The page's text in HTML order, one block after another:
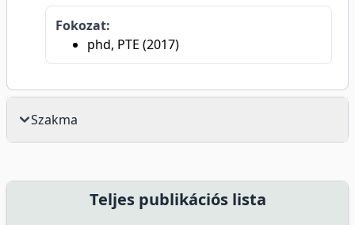
Fokozat:
phd, PTE (2017)
Szakma
Teljes publikációs lista